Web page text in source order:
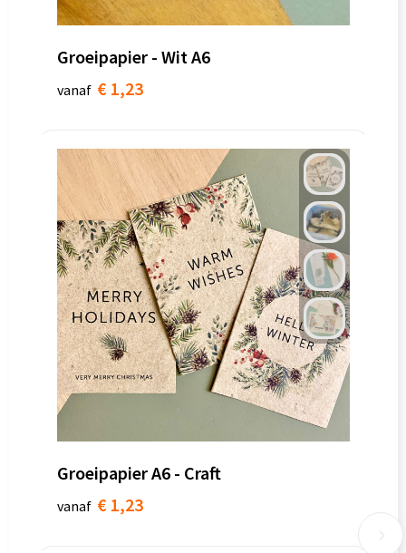
Groeipapier - Wit A6
vanaf € 1,23
Groeipapier A6 - Craft
vanaf € 1,23